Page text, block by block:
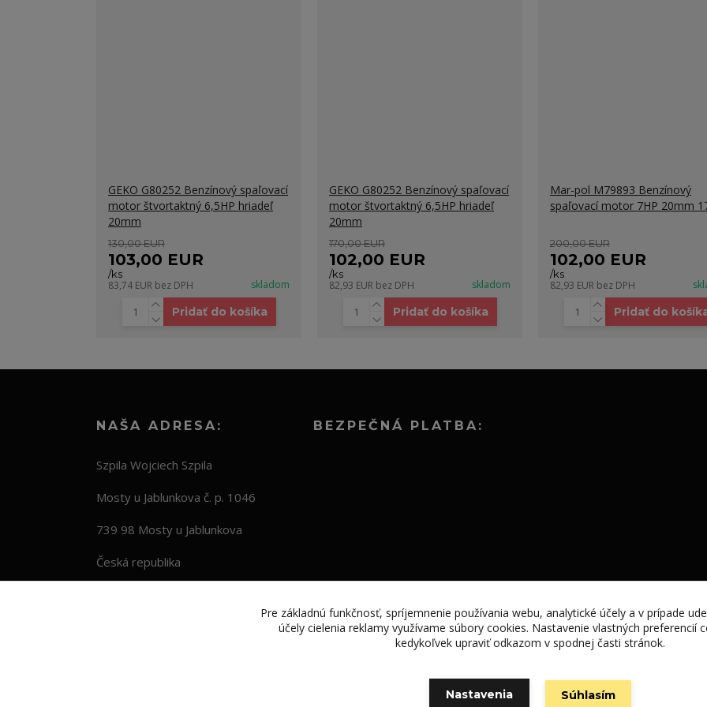
GEKO G80252 Benzínový spaľovací
motor štvortaktný 6,5HP hriadeľ
20mm
130,00 EUR
103,00 EUR
/ks
83,74 EUR bez DPH skladom
Pridať do košíka
GEKO G80252 Benzínový spaľovací
motor štvortaktný 6,5HP hriadeľ
20mm
170,00 EUR
102,00 EUR
/ks
82,93 EUR bez DPH skladom
Pridať do košíka
Mar-pol M79893 Benzínový
spaľovací motor 7HP 20mm
200,00 EUR
102,00 EUR
/ks
82,93 EUR bez DPH
Pridať do
NAŠA ADRESA:
Szpila Wojciech Szpila
Mosty u Jablunkova č. p. 1046
739 98 Mosty u Jablunkova
Česká republika
BEZPEČNÁ PLATBA:
Vytvorené na Eshop-rychlo.sk
Pre základnú funkčnosť, spríjemnenie používania webu, analytické účely a v prípade
účely cielenia reklamy využívame súbory cookies. Nastavenie vlastných preferencií
kedykoľvek upraviť odkazom v spodnej časti stránok.
Nastavenia Súhlasím